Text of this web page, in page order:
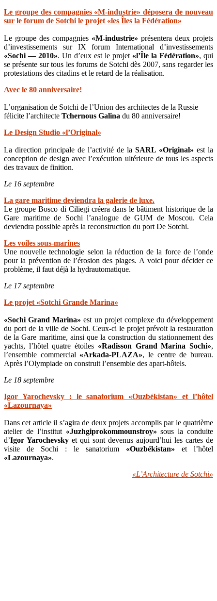
Le groupe des compagnies «M-industrie» déposera de nouveau
sur le forum de Sotchi le projet «les Îles la Fédération»
Le groupe des compagnies «M-industrie» présentera deux projets
d’investissements sur IX forum International d’investissements
«Sochi — 2010». Un d’eux est le projet «l’Île la Fédération», qui
se présente sur tous les forums de Sotchi dès 2007, sans regarder les
protestations des citadins et le retard de la réalisation.
Avec le 80 anniversaire!
L’organisation de Sotchi de l’Union des architectes de la Russie
félicite l’architecte Tchernous Galina du 80 anniversaire!
Le Design Studio «l’Original»
La direction principale de l’activité de la SARL «Original» est la
conception de design avec l’exécution ultérieure de tous les aspects
des travaux de finition.
Le 16 septembre
La gare maritime deviendra la galerie de luxe.
Le groupe Bosco di Ciliegi créera dans le bâtiment historique de la
Gare maritime de Sochi l’analogue de GUM de Moscou. Cela
deviendra possible après la reconstruction du port De Sotchi.
Les voiles sous-marines
Une nouvelle technologie selon la réduction de la force de l’onde
pour la prévention de l’érosion des plages. А voici pour décider ce
problème, il faut déjà la hydrautomatique.
Le 17 septembre
Le projet «Sotchi Grande Marina»
«Sochi Grand Marina» est un projet complexe du développement
du port de la ville de Sochi. Ceux-ci le projet prévoit la restauration
de la Gare maritime, ainsi que la construction du stationnement des
yachts, l’hôtel quatre étoiles «Radisson Grand Marina Sochi»,
l’ensemble commercial «Arkada-PLAZA», le centre de bureau.
Après l’Olympiade on construit l’ensemble des apart-hôtels.
Le 18 septembre
Igor Yarochevsky : le sanatorium «Ouzbékistan» et l’hôtel
«Lazournaya»
Dans cet article il s’agira de deux projets accomplis par le quatrième
atelier de l’institut «Juzhgiprokommounstroy» sous la conduite
d’Igor Yarochevsky et qui sont devenus aujourd’hui les cartes de
visite de Sochi : le sanatorium «Ouzbékistan» et l’hôtel
«Lazournaya».
«L’Architecture de Sotchi»